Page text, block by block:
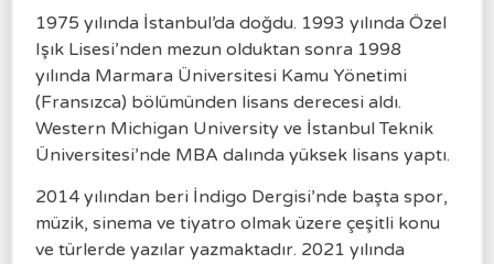
1975 yılında İstanbul’da doğdu. 1993 yılında Özel
Işık Lisesi’nden mezun olduktan sonra 1998
yılında Marmara Üniversitesi Kamu Yönetimi
(Fransızca) bölümünden lisans derecesi aldı.
Western Michigan University ve İstanbul Teknik
Üniversitesi’nde MBA dalında yüksek lisans yaptı.
2014 yılından beri İndigo Dergisi’nde başta spor,
müzik, sinema ve tiyatro olmak üzere çeşitli konu
ve türlerde yazılar yazmaktadır. 2021 yılında